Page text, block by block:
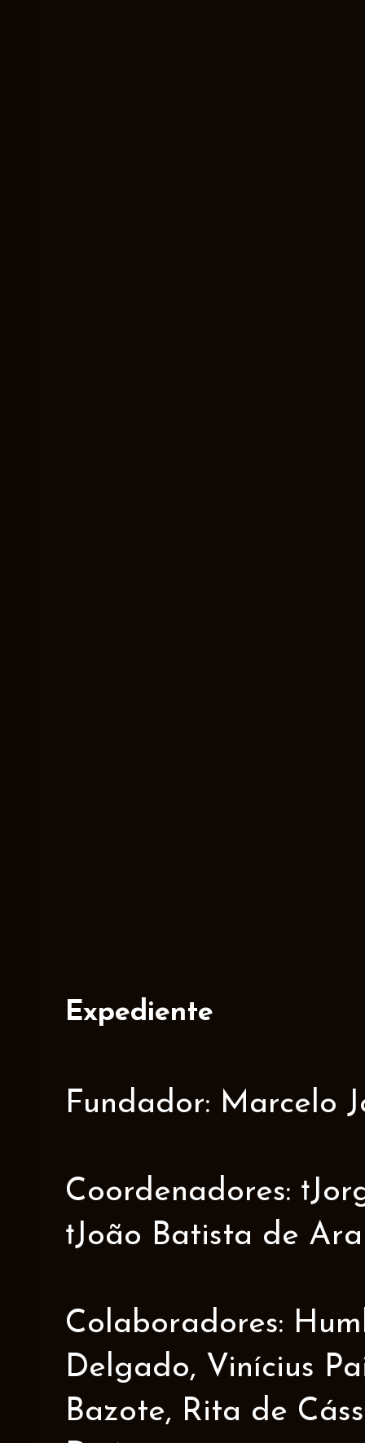
Expediente
Fundador: Marcelo
Coordenadores:
†João Batista de
Colaboradores:
Delgado, Vinícius
Bazote, Rita de